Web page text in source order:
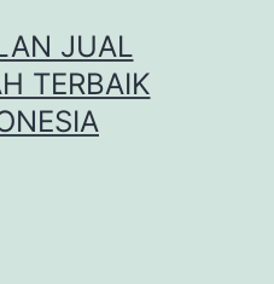
JUAL
TERBAIK